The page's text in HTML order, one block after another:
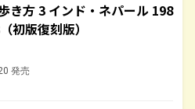
き方 3 インド・ネパール 198
初版復刻版）
発売